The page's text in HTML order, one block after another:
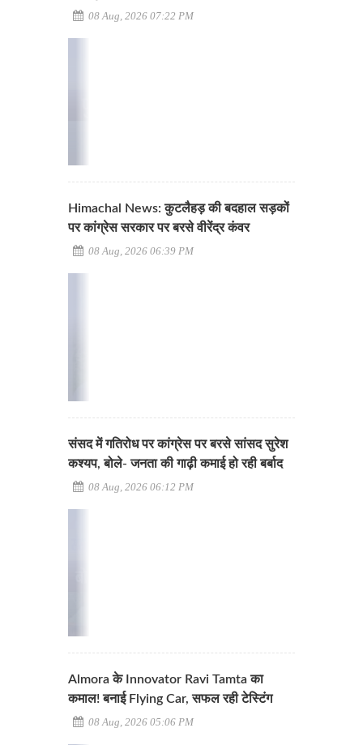
08 Aug, 2026 07:22 PM
Himachal News: कुटलैहड़ की बदहाल सड़कों
पर कांग्रेस सरकार पर बरसे वीरेंद्र कंवर
08 Aug, 2026 06:39 PM
संसद में गतिरोध पर कांग्रेस पर बरसे सांसद सुरेश
कश्यप, बोले- जनता की गाढ़ी कमाई हो रही बर्बाद
08 Aug, 2026 06:12 PM
Almora के Innovator Ravi Tamta का
कमाल! बनाई Flying Car, सफल रही टेस्टिंग
08 Aug, 2026 05:06 PM